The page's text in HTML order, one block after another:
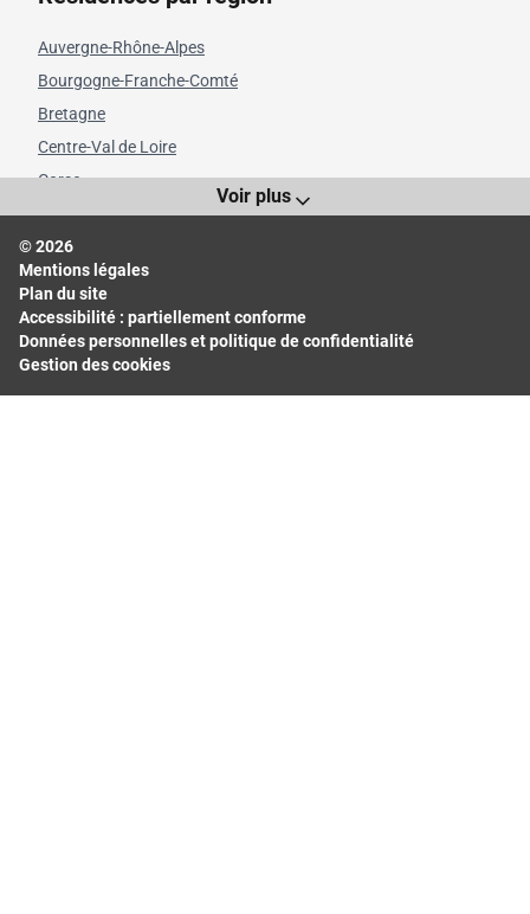
Auvergne-Rhône-Alpes
Bourgogne-Franche-Comté
Bretagne
Centre-Val de Loire
Corse
Grand Est
Hauts-de-France
Île-de-France
Normandie
Nouvelle-Aquitaine
Voir plus
© 2026
Mentions légales
Plan du site
Accessibilité : partiellement conforme
Données personnelles et politique de confidentialité
Gestion des cookies